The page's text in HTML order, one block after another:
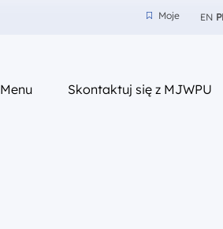
Moje
Moje EN
Menu Skontaktuj się z MJWPUz